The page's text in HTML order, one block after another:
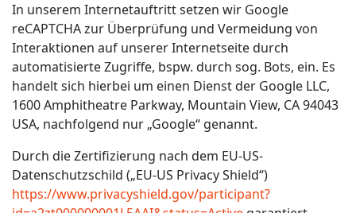
In unserem Internetauftritt setzen wir Google
reCAPTCHA zur Überprüfung und Vermeidung von
Interaktionen auf unserer Internetseite durch
automatisierte Zugriffe, bspw. durch sog. Bots, ein. Es
handelt sich hierbei um einen Dienst der Google LLC,
1600 Amphitheatre Parkway, Mountain View, CA 94043
USA, nachfolgend nur „Google“ genannt.
Durch die Zertifizierung nach dem EU-US-
Datenschutzschild („EU-US Privacy Shield“)
https://www.privacyshield.gov/participant?